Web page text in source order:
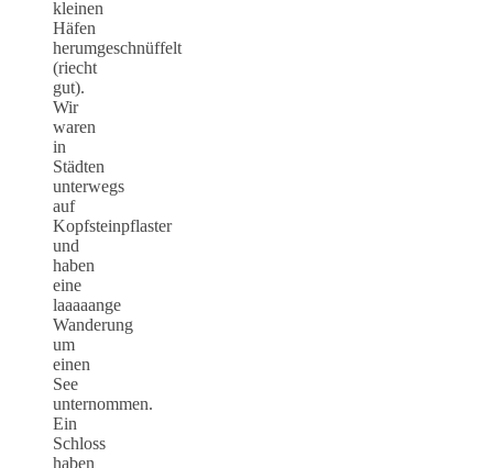
kleinen
Häfen
herumgeschnüffelt
(riecht
gut).
Wir
waren
in
Städten
unterwegs
auf
Kopfsteinpflaster
und
haben
eine
laaaaange
Wanderung
um
einen
See
unternommen.
Ein
Schloss
haben